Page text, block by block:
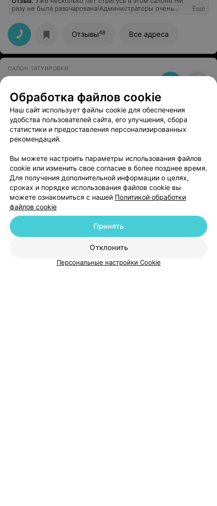
разу не была разочарована!Администраторы очень
справлялась с моими капризами:)Всё получалось
так,как мне представлялось.Мой муж и сын тоже
постоянные клиенты в этом салоне у мастера
Елены.Всегда уходят от неё красивые и довольные!
Еще
Отзывы48 Все адреса
CАЛОН ТАТУИРОВКИ
Минск, ул. Ленинградская, 3 Выходной
ЭФФЕКТИВНАЯ РЕКЛАМА НА САЙТЕ
Добавить компанию
Добавить специалиста
Обработка файлов cookie
Наш сайт использует файлы cookie для обеспечения
удобства пользователей сайта, его улучшения, сбора
статистики и предоставления персонализированных
рекомендаций.
Вы можете настроить параметры использования файлов
cookie или изменить свое согласие в более позднее время.
Для получения дополнительной информации о целях,
сроках и порядке использования файлов cookie вы
можете ознакомиться с нашей Политикой обработки
файлов cookie
Отклонить
Принять
Персональные настройки Cookie